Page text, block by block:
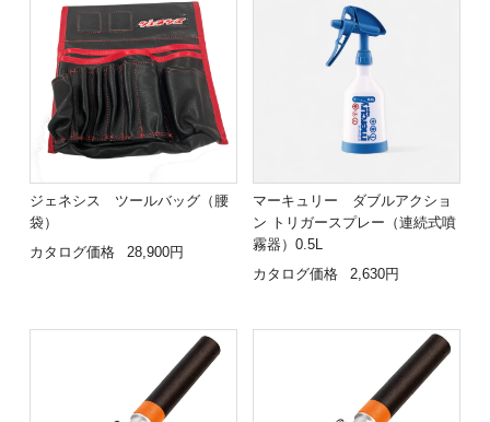
ジェネシス ツールバッグ（腰
袋）
カタログ価格
28,900円
マーキュリー ダブルアクショ
ン トリガースプレー（連続式噴
霧器）0.5L
カタログ価格
2,630円